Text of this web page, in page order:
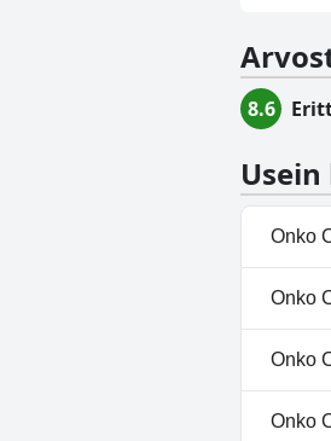
8.6
Onko
Kyllä,
Onko
Ei,
Onko
Kyllä,
Onko